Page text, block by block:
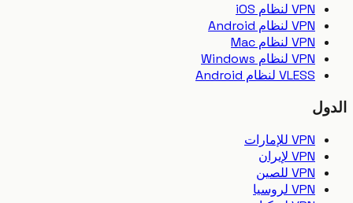
VPN لنظام iOS
VPN لنظام Android
VPN لنظام Mac
VPN لنظام Windows
VLESS لنظام Android
VPN للإمارات
VPN لإيران
VPN للصين
VPN لروسيا